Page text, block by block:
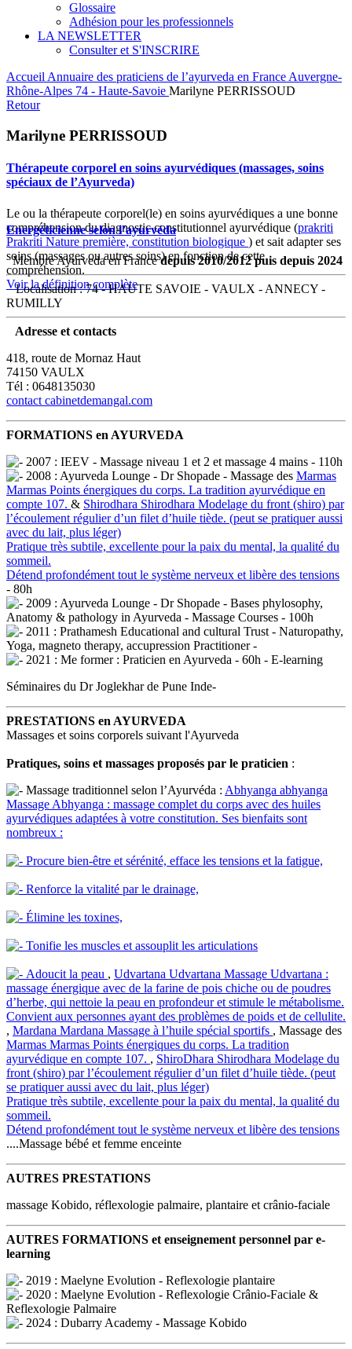
Glossaire
Adhésion pour les professionnels
LA NEWSLETTER
Consulter et S'INSCRIRE
Accueil Annuaire des praticiens de l’ayurveda en France Auvergne-
Rhône-Alpes 74 - Haute-Savoie Marilyne PERRISSOUD
Retour
Marilyne PERRISSOUD
Thérapeute corporel en soins ayurvédiques (massages, soins
spéciaux de l’Ayurveda)
Le ou la thérapeute corporel(le) en soins ayurvédiques a une bonne
compréhension du diagnostic constitutionnel ayurvédique (prakriti
Prakriti Nature première, constitution biologique ) et sait adapter ses
soins (massages ou autres soins) en fonction de cette
compréhension.
Voir la définition complète
Energéticienne selon l’ayurvéda
Membre Ayurveda en Francedepuis 2010/2012 puis depuis 2024
Localisation : 74 - HAUTE SAVOIE - VAULX - ANNECY -
RUMILLY
Adresse et contacts
418, route de Mornaz Haut
74150 VAULX
Tél : 0648135030
contact cabinetdemangal.com
FORMATIONS en AYURVEDA
2007 : IEEV - Massage niveau 1 et 2 et massage 4 mains - 110h
2008 : Ayurveda Lounge - Dr Shopade - Massage des Marmas
Marmas Points énergiques du corps. La tradition ayurvédique en
compte 107. & Shirodhara Shirodhara Modelage du front (shiro) par
l’écoulement régulier d’un filet d’huile tiède. (peut se pratiquer aussi
avec du lait, plus léger)
Pratique très subtile, excellente pour la paix du mental, la qualité du
sommeil.
Détend profondément tout le système nerveux et libère des tensions
- 80h
2009 : Ayurveda Lounge - Dr Shopade - Bases phylosophy,
Anatomy & pathology in Ayurveda - Massage Courses - 100h
2011 : Prathamesh Educational and cultural Trust - Naturopathy,
Yoga, magneto therapy, accupression Practitioner -
2021 : Me former : Praticien en Ayurveda - 60h - E-learning
Séminaires du Dr Joglekhar de Pune Inde-
PRESTATIONS en AYURVEDA
Massages et soins corporels suivant l'Ayurveda
Pratiques, soins et massages proposés par le praticien :
Massage traditionnel selon l’Ayurvéda : Abhyanga abhyanga
Massage Abhyanga : massage complet du corps avec des huiles
ayurvédiques adaptées à votre constitution. Ses bienfaits sont
nombreux :
Procure bien-être et sérénité, efface les tensions et la fatigue,
Renforce la vitalité par le drainage,
Élimine les toxines,
Tonifie les muscles et assouplit les articulations
Adoucit la peau , Udvartana Udvartana Massage Udvartana :
massage énergique avec de la farine de pois chiche ou de poudres
d’herbe, qui nettoie la peau en profondeur et stimule le métabolisme.
Convient aux personnes ayant des problèmes de poids et de cellulite.
, Mardana Mardana Massage à l’huile spécial sportifs , Massage des
Marmas Marmas Points énergiques du corps. La tradition
ayurvédique en compte 107. , ShiroDhara Shirodhara Modelage du
front (shiro) par l’écoulement régulier d’un filet d’huile tiède. (peut
se pratiquer aussi avec du lait, plus léger)
Pratique très subtile, excellente pour la paix du mental, la qualité du
sommeil.
Détend profondément tout le système nerveux et libère des tensions
....Massage bébé et femme enceinte
AUTRES PRESTATIONS
massage Kobido, réflexologie palmaire, plantaire et crânio-faciale
AUTRES FORMATIONS et enseignement personnel par e-
learning
2019 : Maelyne Evolution - Reflexologie plantaire
2020 : Maelyne Evolution - Reflexologie Crânio-Faciale &
Reflexologie Palmaire
2024 : Dubarry Academy - Massage Kobido